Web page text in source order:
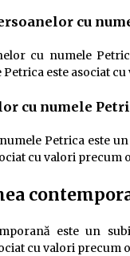
cu
cu numele
este asociat
cu numele
Petrica este
cu valori precum
este un
cu valori precum